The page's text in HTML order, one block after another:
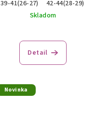
39-41(26-27)
42-44(28-29)
Skladom
Detail
Novinka